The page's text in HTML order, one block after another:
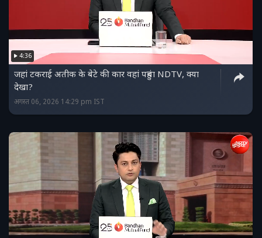
4:36
जहां टकराई अतीक के बेटे की कार वहां पहुंचा NDTV, क्या
देखा?
अगस्त 06, 2026 14:29 pm IST